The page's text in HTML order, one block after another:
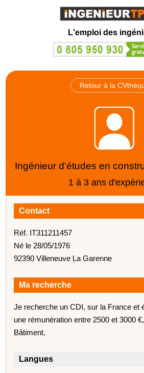
L'emploi des
Retour à la
Ingénieur d'études en
1 à 3 ans
Contact
Réf. IT311211457
Né le 28/05/1976
92390 Villeneuve La Garenne
Ma recherche
Je recherche un CDI, sur la France et
une rémunération entre 2500 et 3000
Bâtiment.
Langues